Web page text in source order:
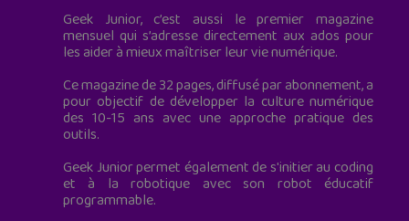
Geek Junior, c’est aussi le premier magazine
mensuel qui s’adresse directement aux ados pour
les aider à mieux maîtriser leur vie numérique.
Ce magazine de 32 pages, diffusé par abonnement, a
pour objectif de développer la culture numérique
des 10-15 ans avec une approche pratique des
outils.
Geek Junior permet également de s'initier au coding
et à la robotique avec son robot éducatif
programmable.